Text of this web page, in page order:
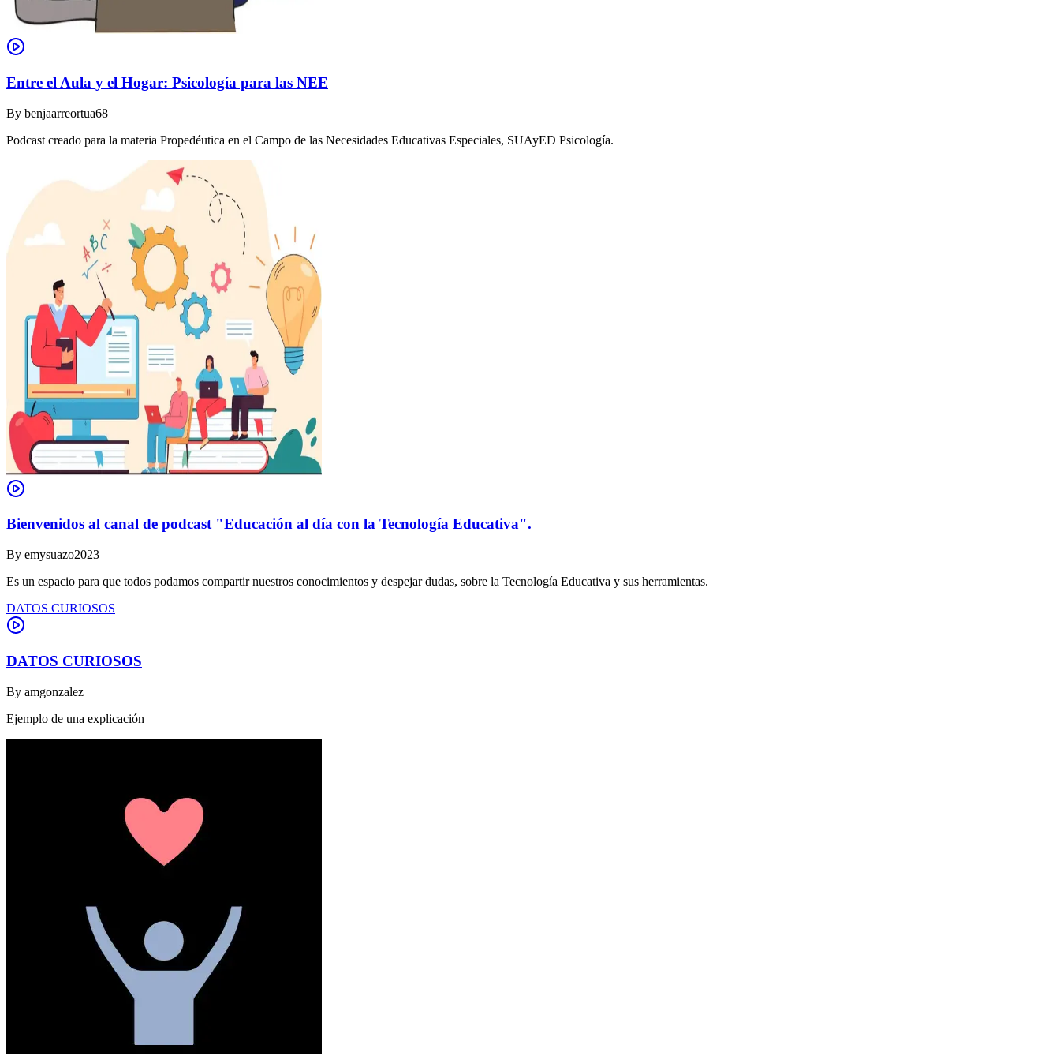
Entre el Aula y el Hogar: Psicología para las NEE
By benjaarreortua68
Podcast creado para la materia Propedéutica en el Campo de las Necesidades Educativas Especiales, SUAyED Psicología.
Bienvenidos al canal de podcast "Educación al día con la Tecnología Educativa".
By emysuazo2023
Es un espacio para que todos podamos compartir nuestros conocimientos y despejar dudas, sobre la Tecnología Educativa y sus herramientas.
DATOS CURIOSOS
DATOS CURIOSOS
By amgonzalez
Ejemplo de una explicación